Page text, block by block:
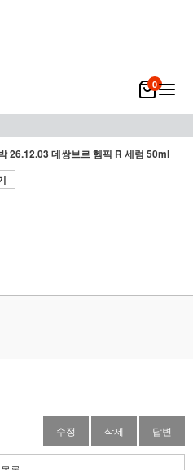
0
26.12.03 데쌍브르 헴픽 R 세럼 50ml
수정 삭제 답변